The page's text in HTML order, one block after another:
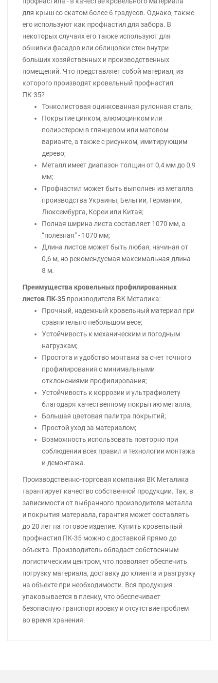
для крыш со скатом более 6 градусов. Однако, также
его используют как профнастил для забора. В
некоторых случаях его также используют для
обшивки фасадов или облицовки стен внутри
больших хозяйственных и производственных
помещений. Что представляет собой материал, из
которого производят кровельный профнастил
ПК-35?
Тонколистовая оцинкованная рулонная сталь;
Покрытие цинком, алюмоцинком или
полиэстером в глянцевом или матовом
варианте, а также с рисунком, имитирующим
дерево;
Металл имеет диапазон толщин от 0,4 мм до 0,9
мм;
Профнастил может быть выполнен из металла
производства Украины, Бельгии, Германии,
Люксембурга, Кореи или Китая;
Полная ширина листа составляет 1070 мм, а
“полезная” - 1070 мм;
Длина листов может быть любая, начиная от
0,6 м, но рекомендуемая максимальная длина -
8 м.
Преимущества кровельных профилированных
листов ПК-35 производителя ВК Металика:
Прочный, надежный кровельный материал при
сравнительно небольшом весе;
Устойчивость к механическим и погодным
нагрузкам;
Простота и удобство монтажа за счет точного
профилирования с минимальными
отклонениями профилирования;
Устойчивость к коррозии и ультрафиолету
благодаря качественному покрытию металла;
Большая цветовая палитра покрытий;
Простой уход за материалом;
Возможность использовать повторно при
соблюдении всех правил и технологии монтажа
и демонтажа.
Производственно-торговая компания ВК Металика
гарантирует качество собственной продукции. Так, в
зависимости от выбранного производителя металла
и покрытия материала, гарантия может составлять
до 20 лет на готовое изделие. Купить кровельный
профнастил ПК-35 можно с доставкой прямо до
объекта. Производитель обладает собственным
логистическим центром, что позволяет обеспечить
погрузку материала, доставку до клиента и разгрузку
на объекте при необходимости. Вся продукция
упаковывается в пленку, что обеспечивает
безопасную транспортировку и отсутствие проблем
во время хранения.